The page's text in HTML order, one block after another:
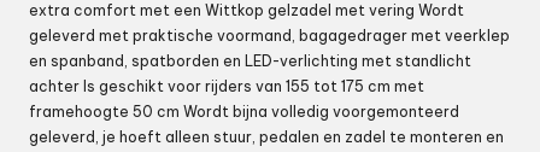
extra comfort met een Wittkop gelzadel met vering Wordt
geleverd met praktische voormand, bagagedrager met veerklep
en spanband, spatborden en LED-verlichting met standlicht
achter Is geschikt voor rijders van 155 tot 175 cm met
framehoogte 50 cm Wordt bijna volledig voorgemonteerd
geleverd, je hoeft alleen stuur, pedalen en zadel te monteren en